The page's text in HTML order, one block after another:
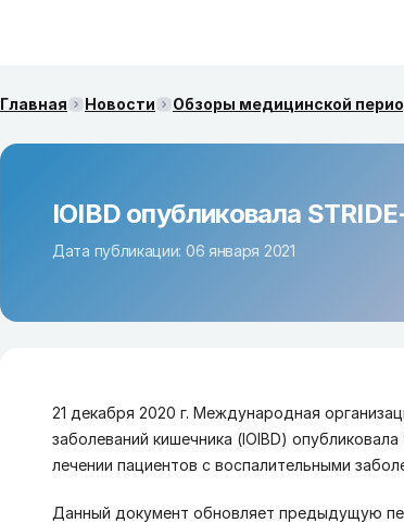
Главная Новости Обзоры медицинской
IOIBD опубликовала
Дата публикации: 06 января 2021
21 декабря 2020 г. Международная
заболеваний кишечника (IOIBD)
лечении пациентов с воспалительными
Данный документ обновляет предыдущую